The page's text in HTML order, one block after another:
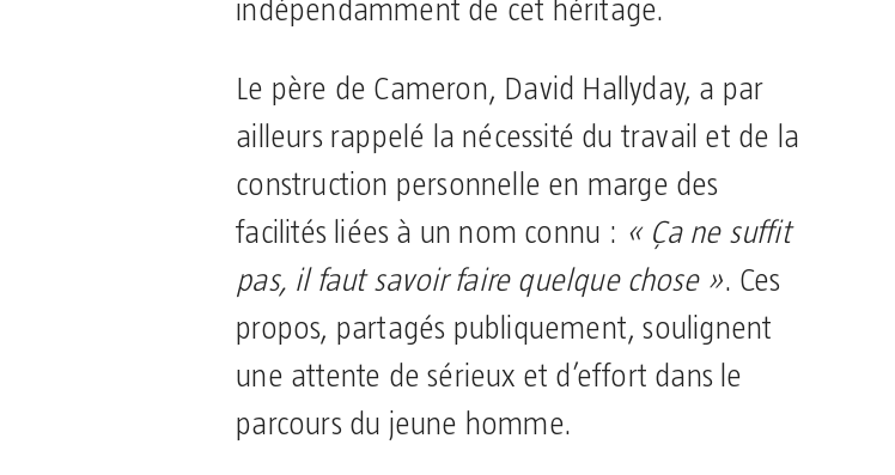
indépendamment de cet héritage.
Le père de Cameron, David Hallyday, a par
ailleurs rappelé la nécessité du travail et de la
construction personnelle en marge des
facilités liées à un nom connu : « Ça ne suffit
pas, il faut savoir faire quelque chose ». Ces
propos, partagés publiquement, soulignent
une attente de sérieux et d’effort dans le
parcours du jeune homme.